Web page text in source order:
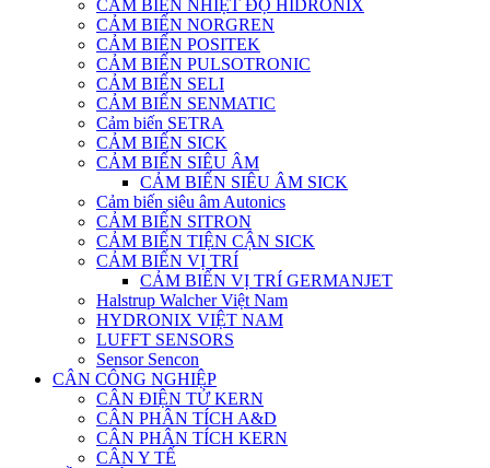
CẢM BIẾN NHIỆT ĐỘ HIDRONIX
CẢM BIẾN NORGREN
CẢM BIẾN POSITEK
CẢM BIẾN PULSOTRONIC
CẢM BIẾN SELI
CẢM BIẾN SENMATIC
Cảm biến SETRA
CẢM BIẾN SICK
CẢM BIẾN SIÊU ÂM
CẢM BIẾN SIÊU ÂM SICK
Cảm biến siêu âm Autonics
CẢM BIẾN SITRON
CẢM BIẾN TIỆN CẬN SICK
CẢM BIẾN VỊ TRÍ
CẢM BIẾN VỊ TRÍ GERMANJET
Halstrup Walcher Việt Nam
HYDRONIX VIỆT NAM
LUFFT SENSORS
Sensor Sencon
CÂN CÔNG NGHIỆP
CÂN ĐIỆN TỬ KERN
CÂN PHÂN TÍCH A&D
CÂN PHÂN TÍCH KERN
CÂN Y TẾ